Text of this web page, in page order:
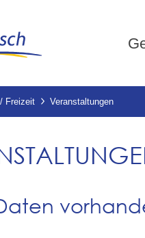
Freizeit Veranstaltungen